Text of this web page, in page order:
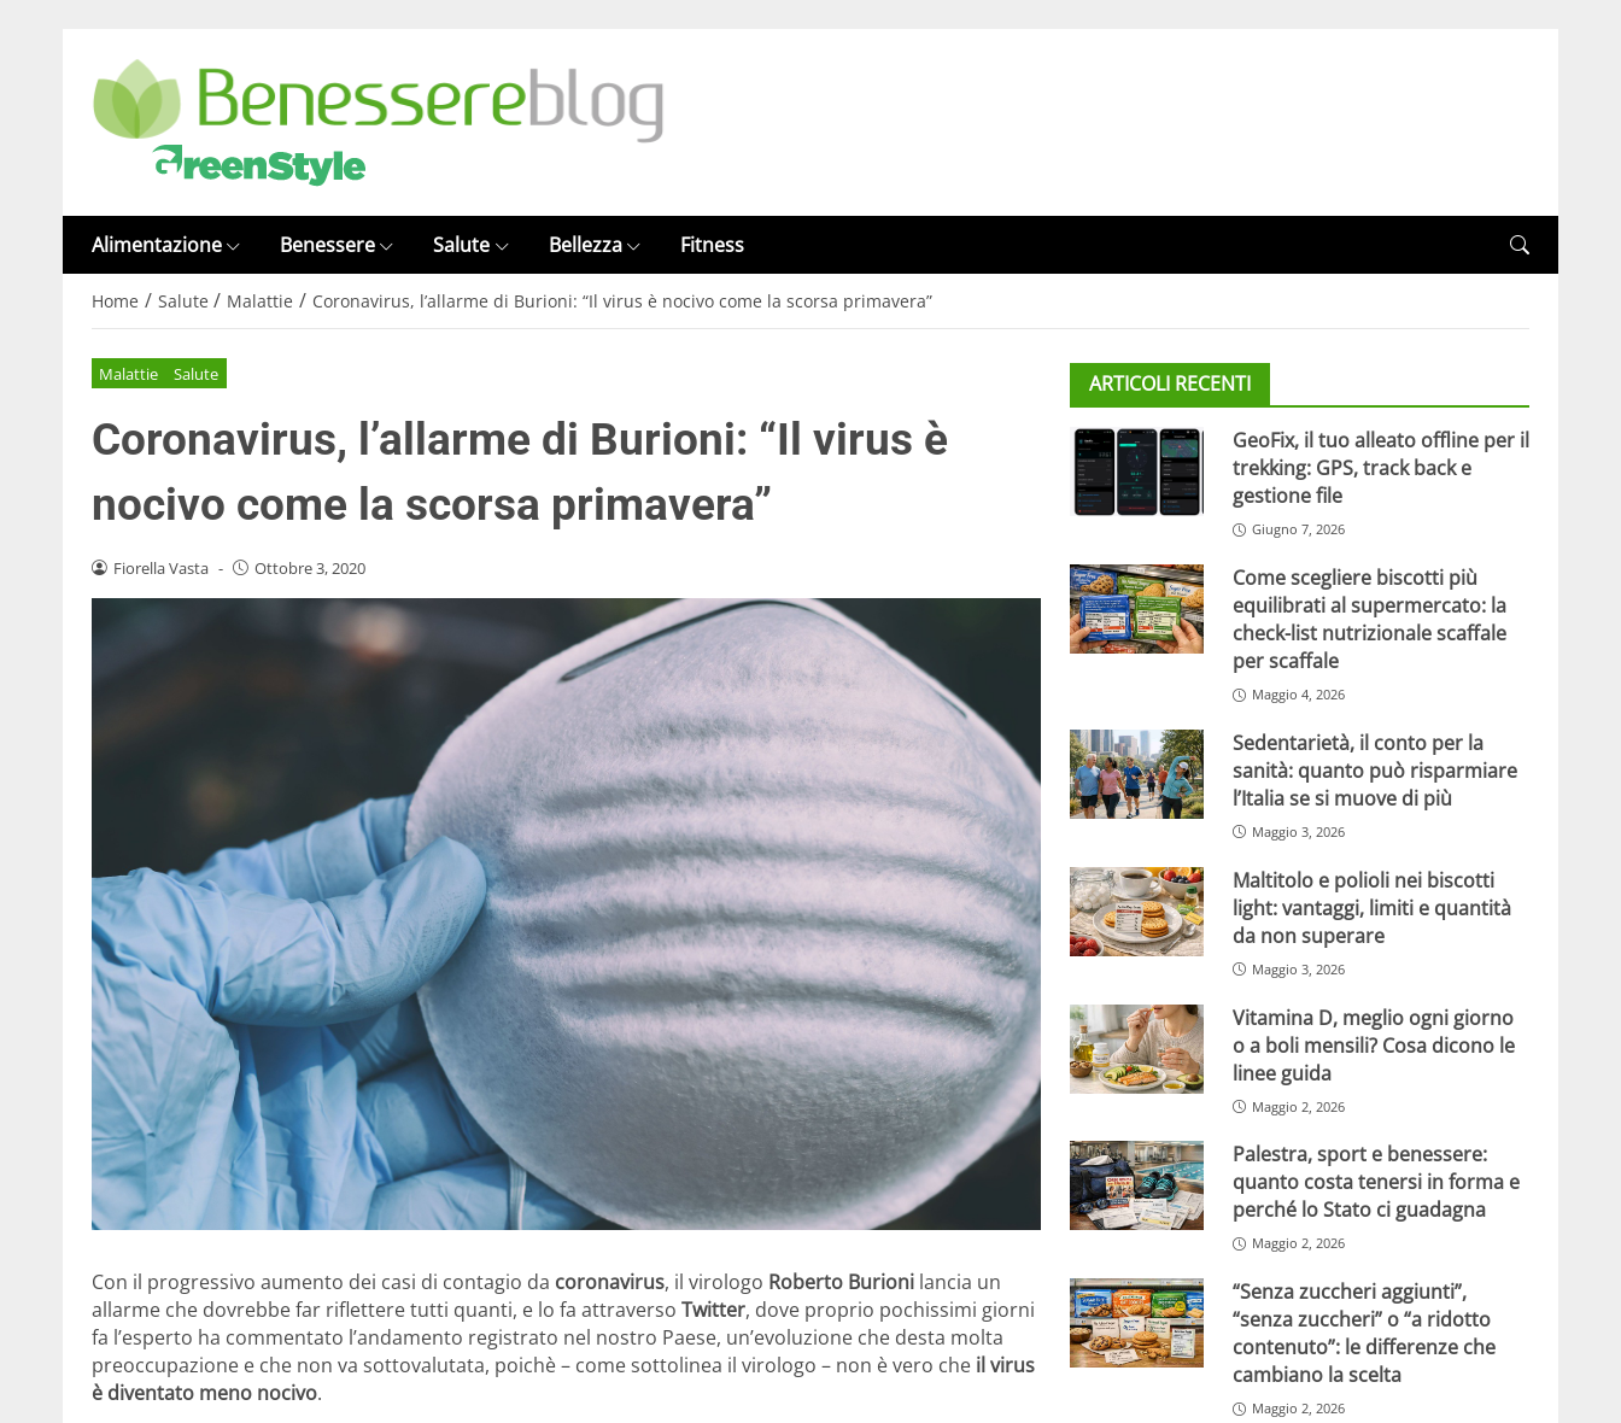
Alimentazione Benessere Salute Bellezza Fitness
Home / Salute / Malattie / Coronavirus, l’allarme di Burioni: “Il virus è nocivo come la scorsa primavera”
Malattie Salute
Coronavirus, l’allarme di Burioni: “Il virus è
nocivo come la scorsa primavera”
Fiorella Vasta - Ottobre 3, 2020
Con il progressivo aumento dei casi di contagio da coronavirus, il virologo Roberto Burioni lancia un
allarme che dovrebbe far riflettere tutti quanti, e lo fa attraverso Twitter, dove proprio pochissimi giorni
fa l’esperto ha commentato l’andamento registrato nel nostro Paese, un’evoluzione che desta molta
preoccupazione e che non va sottovalutata, poichè – come sottolinea il virologo – non è vero che il virus
è diventato meno nocivo.
ARTICOLI RECENTI
GeoFix, il tuo alleato offline per il
trekking: GPS, track back e
gestione file
Giugno 7, 2026
Come scegliere biscotti più
equilibrati al supermercato: la
check-list nutrizionale scaffale
per scaffale
Maggio 4, 2026
Sedentarietà, il conto per la
sanità: quanto può risparmiare
l’Italia se si muove di più
Maggio 3, 2026
Maltitolo e polioli nei biscotti
light: vantaggi, limiti e quantità
da non superare
Maggio 3, 2026
Vitamina D, meglio ogni giorno
o a boli mensili? Cosa dicono le
linee guida
Maggio 2, 2026
Palestra, sport e benessere:
quanto costa tenersi in forma e
perché lo Stato ci guadagna
Maggio 2, 2026
“Senza zuccheri aggiunti”,
“senza zuccheri” o “a ridotto
contenuto”: le differenze che
cambiano la scelta
Maggio 2, 2026